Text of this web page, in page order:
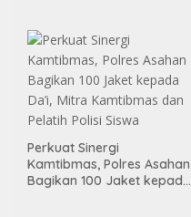
Perkuat Sinergi
Kamtibmas, Polres Asahan
Bagikan 100 Jaket kepada